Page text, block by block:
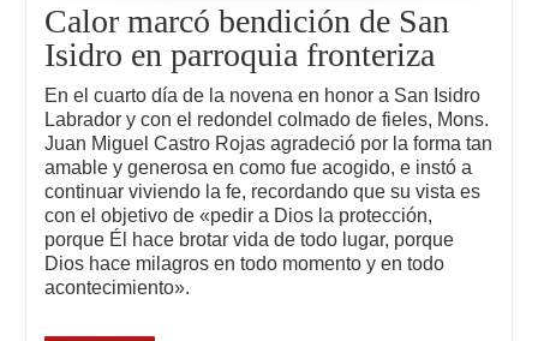
Calor marcó bendición de San
Isidro en parroquia fronteriza
En el cuarto día de la novena en honor a San Isidro
Labrador y con el redondel colmado de fieles, Mons.
Juan Miguel Castro Rojas agradeció por la forma tan
amable y generosa en como fue acogido, e instó a
continuar viviendo la fe, recordando que su vista es
con el objetivo de «pedir a Dios la protección,
porque Él hace brotar vida de todo lugar, porque
Dios hace milagros en todo momento y en todo
acontecimiento».